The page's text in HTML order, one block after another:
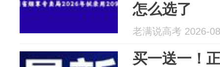
怎么选了
老满说高考 2026-
买一送一！